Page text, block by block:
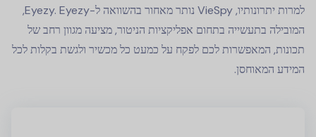
למרות יתרונותיו, VieSpy נותר מאחור בהשוואה ל-Eyezy. Eyezy,
המובילה בתעשייה בתחום אפליקציות הניטור, מציעה מגוון רחב של
תכונות, המאפשרות לכם לפקח על כמעט כל מכשיר ולגשת בקלות לכל
המידע המאוחסן.